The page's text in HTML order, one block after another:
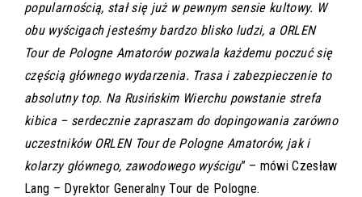
popularnością, stał się już w pewnym sensie kultowy. W
obu wyścigach jesteśmy bardzo blisko ludzi, a ORLEN
Tour de Pologne Amatorów pozwala każdemu poczuć się
częścią głównego wydarzenia. Trasa i zabezpieczenie to
absolutny top. Na Rusińskim Wierchu powstanie strefa
kibica – serdecznie zapraszam do dopingowania zarówno
uczestników ORLEN Tour de Pologne Amatorów, jak i
kolarzy głównego, zawodowego wyścigu” – mówi Czesław
Lang – Dyrektor Generalny Tour de Pologne.